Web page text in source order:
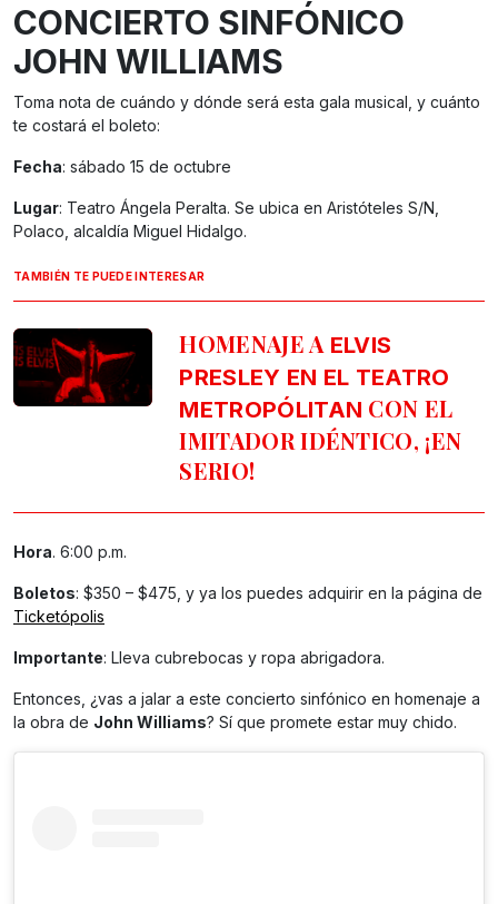
CONCIERTO SINFÓNICO
JOHN WILLIAMS
Toma nota de cuándo y dónde será esta gala musical, y cuánto
te costará el boleto:
Fecha: sábado 15 de octubre
Lugar: Teatro Ángela Peralta. Se ubica en Aristóteles S/N,
Polaco, alcaldía Miguel Hidalgo.
TAMBIÉN TE PUEDE INTERESAR
HOMENAJE A ELVIS
PRESLEY EN EL TEATRO
METROPÓLITAN CON EL
IMITADOR IDÉNTICO, ¡EN
SERIO!
Hora. 6:00 p.m.
Boletos: $350 – $475, y ya los puedes adquirir en la página de
Ticketópolis
Importante: Lleva cubrebocas y ropa abrigadora.
Entonces, ¿vas a jalar a este concierto sinfónico en homenaje a
la obra de John Williams? Sí que promete estar muy chido.